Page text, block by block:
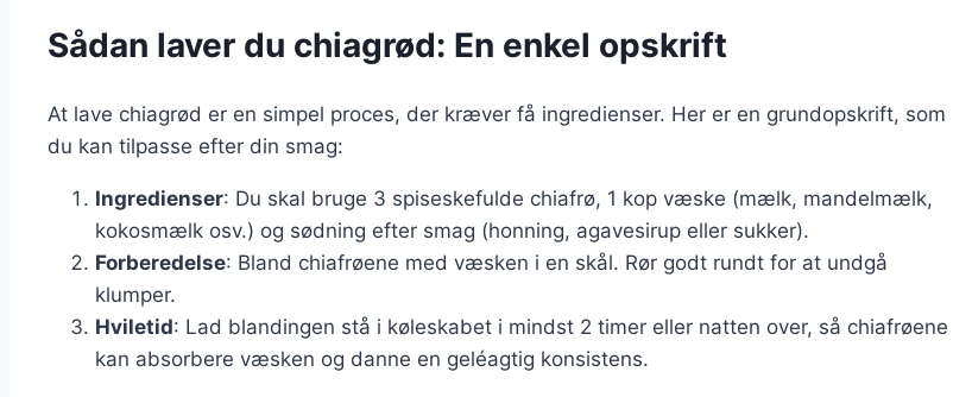
Sådan laver du chiagrød: En enkel opskrift
At lave chiagrød er en simpel proces, der kræver få ingredienser. Her er en grundopskrift, som
du kan tilpasse efter din smag:
Ingredienser: Du skal bruge 3 spiseskefulde chiafrø, 1 kop væske (mælk, mandelmælk,
kokosmælk osv.) og sødning efter smag (honning, agavesirup eller sukker).
Forberedelse: Bland chiafrøene med væsken i en skål. Rør godt rundt for at undgå
klumper.
Hviletid: Lad blandingen stå i køleskabet i mindst 2 timer eller natten over, så chiafrøene
kan absorbere væsken og danne en geléagtig konsistens.